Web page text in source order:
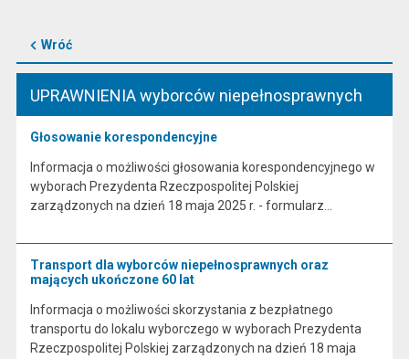
Wróć
UPRAWNIENIA wyborców niepełnosprawnych
Głosowanie korespondencyjne
Informacja o możliwości głosowania korespondencyjnego w
wyborach Prezydenta Rzeczpospolitej Polskiej
zarządzonych na dzień 18 maja 2025 r. - formularz…
Transport dla wyborców niepełnosprawnych oraz
mających ukończone 60 lat
Informacja o możliwości skorzystania z bezpłatnego
transportu do lokalu wyborczego w wyborach Prezydenta
Rzeczpospolitej Polskiej zarządzonych na dzień 18 maja